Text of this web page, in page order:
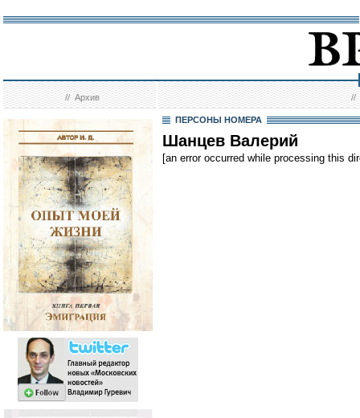
//Архив //
ПЕРСОНЫ НОМЕРА
Шанцев Валерий
[an error occurred while processing this